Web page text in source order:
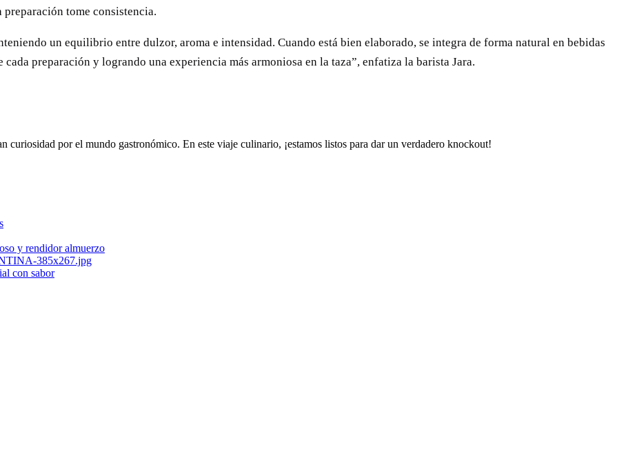
tome consistencia.
un equilibrio entre dulzor, aroma e intensidad. Cuando está bien elaborado, se integra de forma natural en bebidas
preparación y logrando una experiencia más armoniosa en la taza”, enfatiza la barista Jara.
curiosidad por el mundo gastronómico. En este viaje culinario, ¡estamos listos para dar un verdadero knockout!
y rendidor almuerzo
con sabor